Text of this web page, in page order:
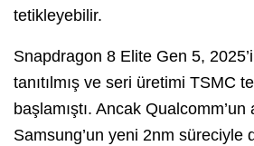
tetikleyebilir.
Snapdragon 8 Elite Gen 5,
tanıtılmış ve seri üretimi TSMC
başlamıştı. Ancak Qualcomm’un
Samsung’un yeni 2nm süreciyle